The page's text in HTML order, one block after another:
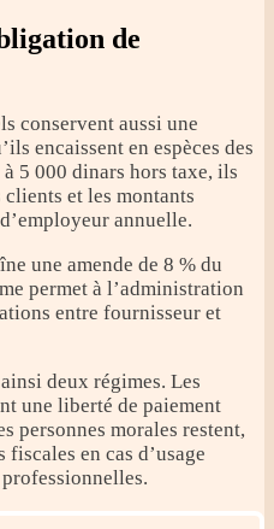
de
conservent aussi une
encaissent en espèces des
5 000 dinars hors taxe, ils
et les montants
annuelle.
une amende de 8 % du
permet à l’administration
entre fournisseur et
deux régimes. Les
une liberté de paiement
personnes morales restent,
fiscales en cas d’usage
professionnelles.